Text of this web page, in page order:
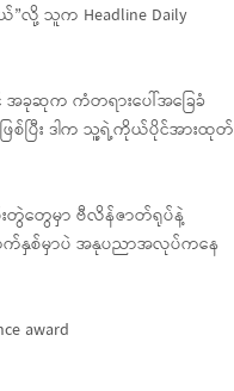
သူက Headline Daily
အခုဆုက ကံတရားပေါ်အခြေခံ
စ်ပြီး ဒါက သူ့ရဲ့ကိုယ်ပိုင်အားထုတ်
းတွဲတွေမှာ ဗီလိန်ဇာတ်ရုပ်နဲ့
ာက်နှစ်မှာပဲ အနုပညာအလုပ်ကနေ
award